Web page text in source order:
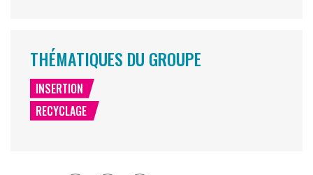
THÉMATIQUES DU GROUPE
INSERTION
RECYCLAGE